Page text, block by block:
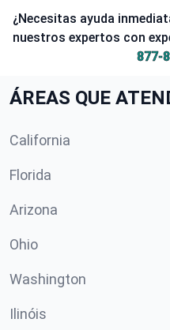
¿Necesitas ayuda
nuestros expertos con
877-
ÁREAS QUE
California
Florida
Arizona
Ohio
Washington
Ilinóis